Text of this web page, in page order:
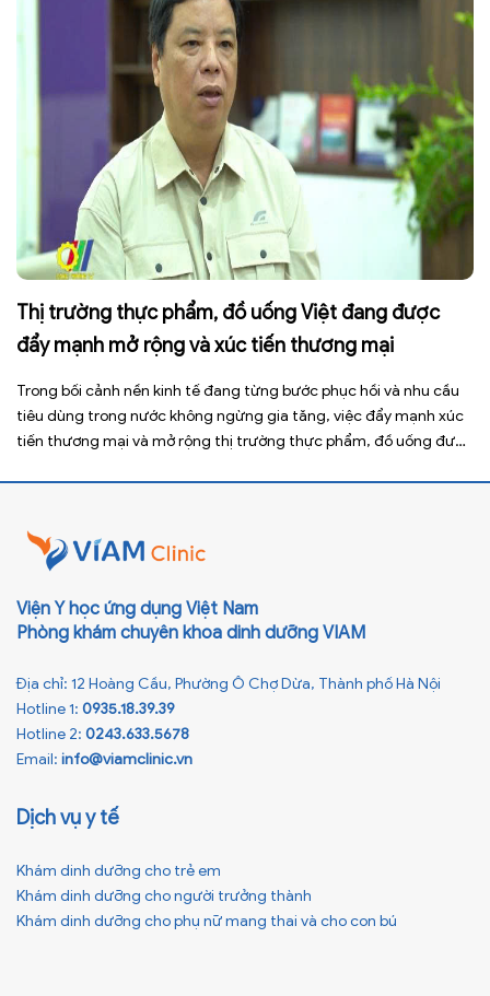
Thị trường thực phẩm, đồ uống Việt đang được
đẩy mạnh mở rộng và xúc tiến thương mại
Trong bối cảnh nền kinh tế đang từng bước phục hồi và nhu cầu
tiêu dùng trong nước không ngừng gia tăng, việc đẩy mạnh xúc
tiến thương mại và mở rộng thị trường thực phẩm, đồ uống được
Viện Y học ứng dụng Việt Nam
Phòng khám chuyên khoa dinh dưỡng VIAM
Địa chỉ: 12 Hoàng Cầu, Phường Ô Chợ Dừa, Thành phố Hà Nội
Hotline 1: 0935.18.39.39
Hotline 2: 0243.633.5678
Email: info@viamclinic.vn
Dịch vụ y tế
Khám dinh dưỡng cho trẻ em
Khám dinh dưỡng cho người trưởng thành
Khám dinh dưỡng cho phụ nữ mang thai và cho con bú